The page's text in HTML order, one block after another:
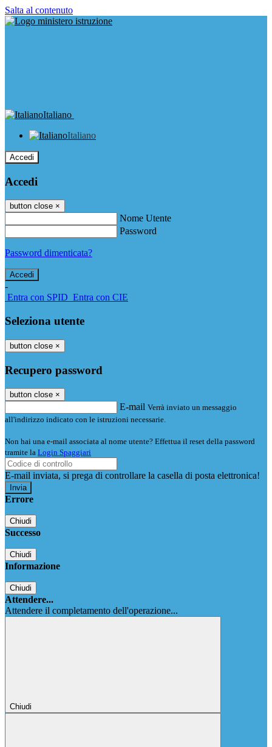
Salta al contenuto
Italiano
Italiano
Accedi
Accedi
button close ×
Nome Utente
Password
Password dimenticata?
-
Entra con SPID Entra con CIE
Seleziona utente
button close ×
Recupero password
button close ×
E-mail Verrà inviato un messaggio
all'indirizzo indicato con le istruzioni necessarie.
Non hai una e-mail associata al nome utente? Effettua il reset della password
tramite la Login Spaggiari
E-mail inviata, si prega di controllare la casella di posta elettronica!
Errore
Chiudi
Successo
Chiudi
Informazione
Chiudi
Attendere...
Attendere il completamento dell'operazione...
Chiudi